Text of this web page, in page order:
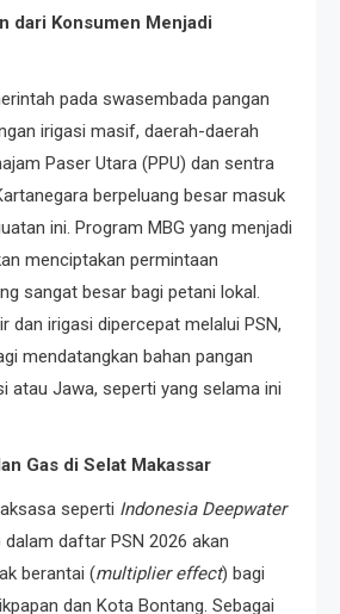
dari Konsumen Menjadi
pada swasembada pangan
irigasi masif, daerah-daerah
Paser Utara (PPU) dan sentra
berpeluang besar masuk
ini. Program MBG yang menjadi
menciptakan permintaan
sangat besar bagi petani lokal.
dan irigasi dipercepat melalui PSN,
mendatangkan bahan pangan
atau Jawa, seperti yang selama ini
Gas di Selat Makassar
seperti Indonesia Deepwater
dalam daftar PSN 2026 akan
berantai (multiplier effect) bagi
dan Kota Bontang. Sebagai